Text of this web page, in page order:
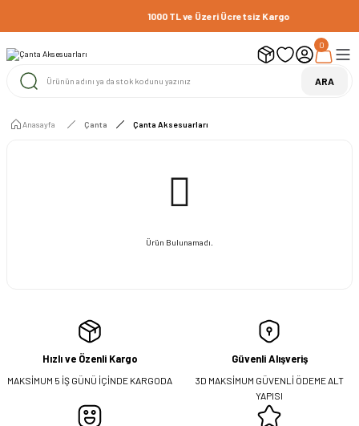
1000 TL ve Üzeri Ücretsiz Kargo
ARA
0
Anasayfa Çanta Çanta Aksesuarları
Ürün Bulunamadı.
Hızlı ve Özenli Kargo
MAKSİMUM 5 İŞ GÜNÜ İÇİNDE KARGODA
Güvenli Alışveriş
3D MAKSİMUM GÜVENLİ ÖDEME ALT
YAPISI